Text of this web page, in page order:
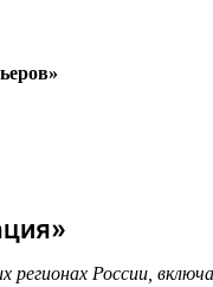
регионах России,